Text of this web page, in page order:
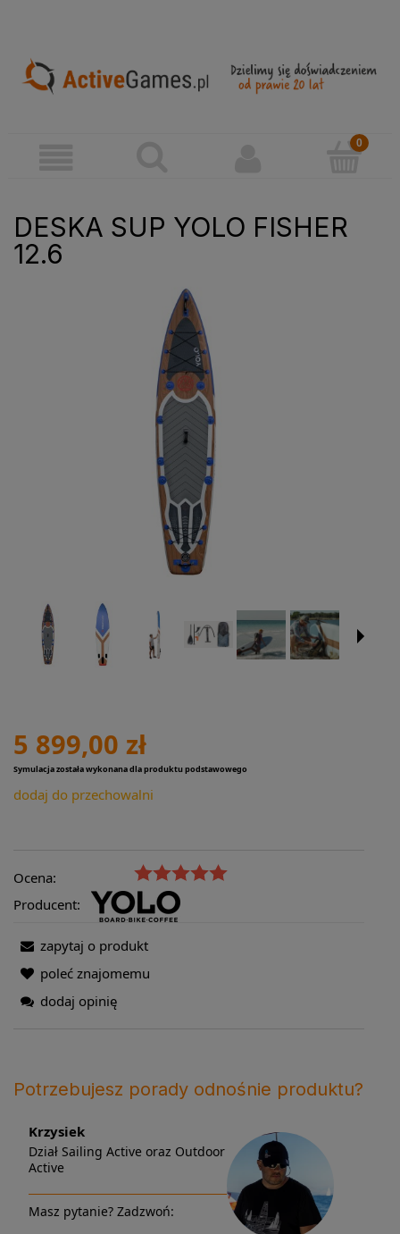
DESKA SUP YOLO FISHER
12.6
5 899,00 zł
Symulacja została wykonana dla produktu podstawowego
dodaj do przechowalni
Ocena:
Producent:
zapytaj o produkt
poleć znajomemu
dodaj opinię
Potrzebujesz porady odnośnie produktu?
Krzysiek
Dział Sailing Active oraz Outdoor
Active
Masz pytanie? Zadzwoń: